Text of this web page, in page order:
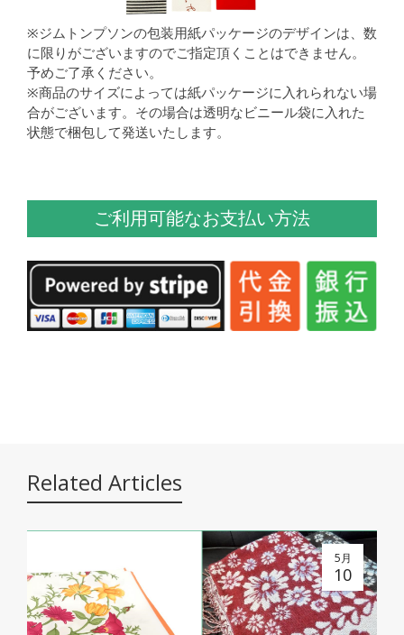
※ジムトンプソンの包装用紙パッケージのデザインは、数
に限りがございますのでご指定頂くことはできません。
予めご了承ください。
※商品のサイズによっては紙パッケージに入れられない場
合がございます。その場合は透明なビニール袋に入れた
状態で梱包して発送いたします。
ご利用可能なお支払い方法
Related Articles
5月
10